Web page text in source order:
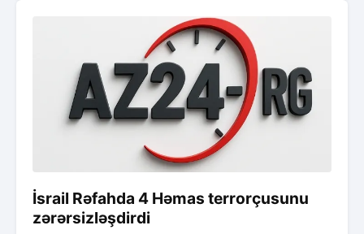
İsrail Rəfahda 4 Həmas terrorçusunu
zərərsizləşdirdi